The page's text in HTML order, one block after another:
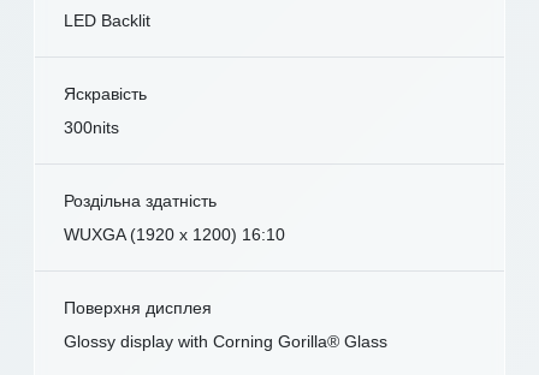
LED Backlit
Яскравість
300nits
Роздільна здатність
WUXGA (1920 x 1200) 16:10
Поверхня дисплея
Glossy display with Corning Gorilla® Glass